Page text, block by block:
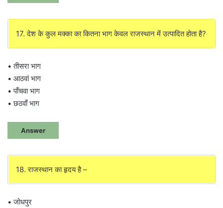
17. देश के कुल मक्का का कितना भाग केवल राजस्थान में उत्पादित होता है?
• तीसरा भाग
• आठवां भाग
• पाँचवा भाग
• छठवाँ भाग
Answer
18. राजस्थान का हृदय है –
• जोधपुर